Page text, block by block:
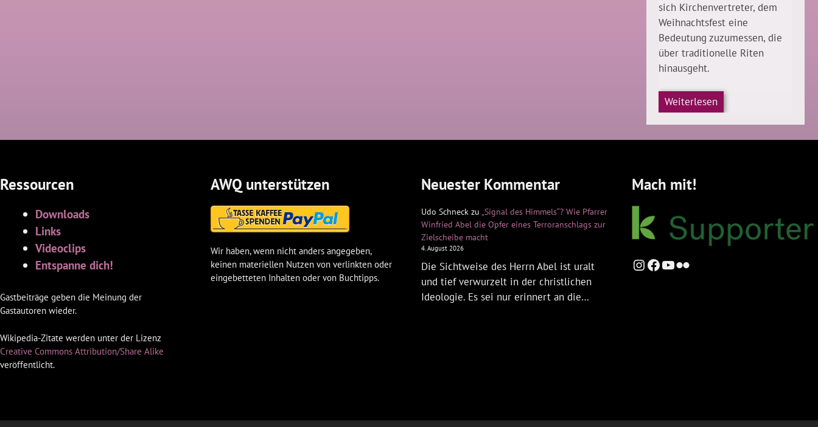
sich Kirchenvertreter, dem
Weihnachtsfest eine
Bedeutung zuzumessen, die
über traditionelle Riten
hinausgeht.
Weiterlesen
Ressourcen
Downloads
Links
Videoclips
Entspanne dich!
Gastbeiträge geben die Meinung der
Gastautoren wieder.
Wikipedia-Zitate werden unter der Lizenz
Creative Commons Attribution/Share Alike
veröffentlicht.
AWQ unterstützen
Wir haben, wenn nicht anders angegeben,
keinen materiellen Nutzen von verlinkten oder
eingebetteten Inhalten oder von Buchtipps.
Neuester Kommentar
Udo Schneck zu „Signal des Himmels“? Wie Pfarrer
Winfried Abel die Opfer eines Terroranschlags zur
Zielscheibe macht
4. August 2026
Die Sichtweise des Herrn Abel ist uralt
und tief verwurzelt in der christlichen
Ideologie. Es sei nur erinnert an die…
Mach mit!
Instagram
Facebook
YouTube
Flickr